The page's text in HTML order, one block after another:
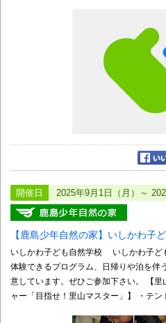
開催日 2025年9月1日（月）～
【鹿島少年自然の家】いしかわ子
いしかわ子ども自然学校 いしかわ子ど
体験できるプログラム、日帰りや泊を伴
意しています。ぜひご参加下さい。 【
ャー「目指せ！里山マスター」】 ・テ